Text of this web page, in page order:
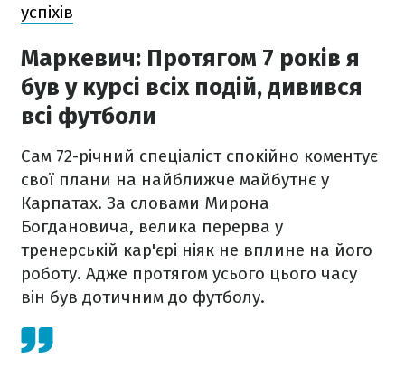
успіхів
Маркевич: Протягом 7 років я
був у курсі всіх подій, дивився
всі футболи
Сам 72-річний спеціаліст спокійно коментує
свої плани на найближче майбутнє у
Карпатах. За словами Мирона
Богдановича, велика перерва у
тренерській кар'єрі ніяк не вплине на його
роботу. Адже протягом усього цього часу
він був дотичним до футболу.